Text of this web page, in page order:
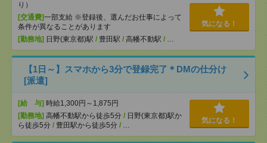
り）
[交通費]一部支給 ※登録後、選んだお仕事によって
条件が異なることがあります
[勤務地] 日野(東京都)駅 / 豊田駅 / 高幡不動駅 / …
気になる！
【1日～】スマホから3分で登録完了＊DMの仕分け
[派遣]
[給 与] 時給1,300円～1,875円
[勤務地] 高幡不動駅から徒歩5分 / 日野(東京都)駅か
ら徒歩5分 / 豊田駅から徒歩5分 / …
気になる！